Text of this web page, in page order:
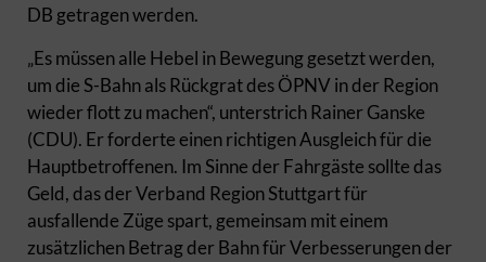
DB getragen werden.
„Es müssen alle Hebel in Bewegung gesetzt werden,
um die S-Bahn als Rückgrat des ÖPNV in der Region
wieder flott zu machen“, unterstrich Rainer Ganske
(CDU). Er forderte einen richtigen Ausgleich für die
Hauptbetroffenen. Im Sinne der Fahrgäste sollte das
Geld, das der Verband Region Stuttgart für
ausfallende Züge spart, gemeinsam mit einem
zusätzlichen Betrag der Bahn für Verbesserungen der